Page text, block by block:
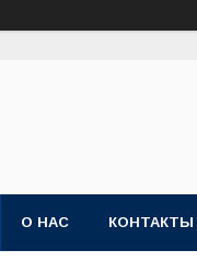
О НАС КОНТАКТЫ